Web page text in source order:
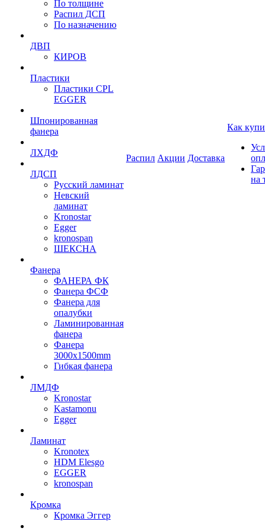
По толщине
Распил ДСП
По назначению
ДВП
КИРОВ
Пластики
Пластики CPL
EGGER
Шпонированная
фанера
ЛХДФ
ЛДСП
Русский ламинат
Невский
ламинат
Kronostar
Egger
kronospan
ШЕКСНА
Фанера
ФАНЕРА ФК
Фанера ФСФ
Фанера для
опалубки
Ламинированная
фанера
Фанера
3000х1500mm
Гибкая фанера
ЛМДФ
Kronostar
Kastamonu
Egger
Ламинат
Kronotex
HDM Elesgo
EGGER
kronospan
Кромка
Кромка Эггер
Распил Акции Доставка
Как
на